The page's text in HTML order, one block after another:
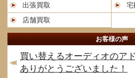
出張買取
宅
店舗買取
お客様の声
買い替えるオーディオのア
ありがとうございました！